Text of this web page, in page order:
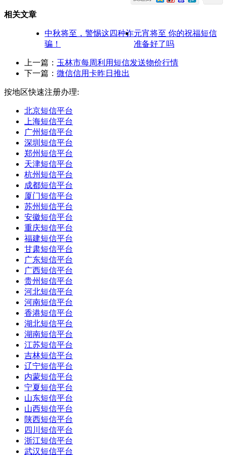
相关文章
中秋将至，警惕这四种诈
骗！
元宵将至 你的祝福短信
准备好了吗
上一篇： 玉林市每周利用短信发送物价行情
下一篇： 微信信用卡昨日推出
按地区快速注册办理:
北京短信平台
上海短信平台
广州短信平台
深圳短信平台
郑州短信平台
天津短信平台
杭州短信平台
成都短信平台
厦门短信平台
苏州短信平台
安徽短信平台
重庆短信平台
福建短信平台
甘肃短信平台
广东短信平台
广西短信平台
贵州短信平台
河北短信平台
河南短信平台
香港短信平台
湖北短信平台
湖南短信平台
江苏短信平台
吉林短信平台
辽宁短信平台
内蒙短信平台
宁夏短信平台
山东短信平台
山西短信平台
陕西短信平台
四川短信平台
浙江短信平台
武汉短信平台